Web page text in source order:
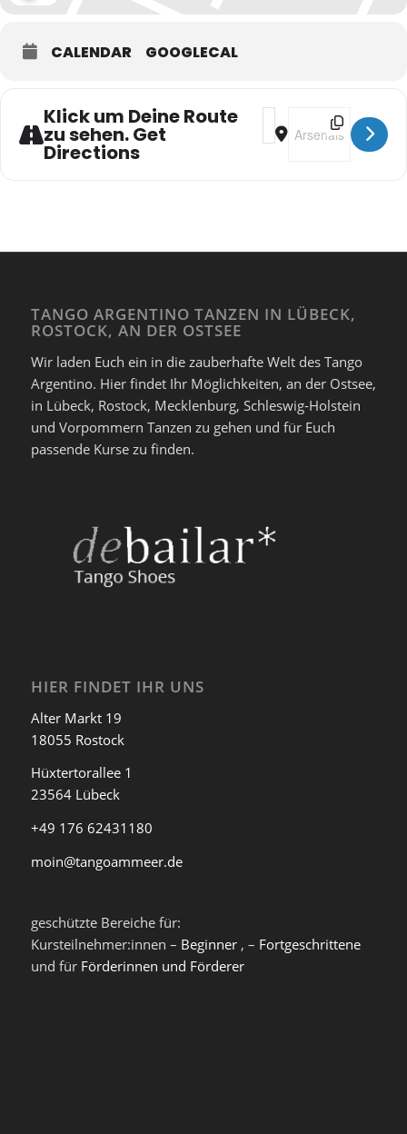
CALENDAR GOOGLECAL
Klick um Deine Route
zu sehen. Get
Directions
Address - Tangosalon
Destination
TANGO ARGENTINO TANZEN IN LÜBECK,
ROSTOCK, AN DER OSTSEE
Wir laden Euch ein in die zauberhafte Welt des Tango
Argentino. Hier findet Ihr Möglichkeiten, an der Ostsee,
in Lübeck, Rostock, Mecklenburg, Schleswig-Holstein
und Vorpommern Tanzen zu gehen und für Euch
passende Kurse zu finden.
HIER FINDET IHR UNS
Alter Markt 19
18055 Rostock
Hüxtertorallee 1
23564 Lübeck
+49 176 62431180
moin@tangoammeer.de
geschützte Bereiche für:
Kursteilnehmer:innen – Beginner, – Fortgeschrittene
und für Förderinnen und Förderer